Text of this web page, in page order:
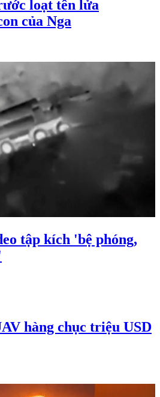
loạt tên lửa
của Nga
tập kích 'bệ phóng,
hàng chục triệu USD